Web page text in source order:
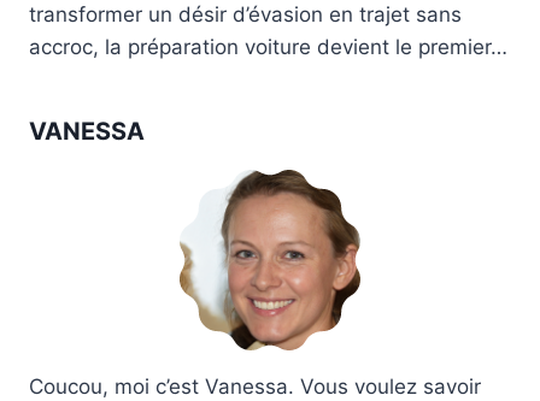
transformer un désir d’évasion en trajet sans
accroc, la préparation voiture devient le premier…
VANESSA
Coucou, moi c’est Vanessa. Vous voulez savoir